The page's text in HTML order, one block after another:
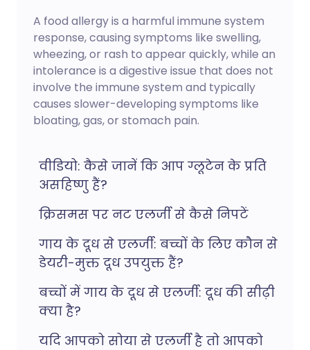
A food allergy is a harmful immune system
response, causing symptoms like swelling,
wheezing, or rash to appear quickly, while an
intolerance is a digestive issue that does not
involve the immune system and typically
causes slower-developing symptoms like
bloating, gas, or stomach pain.
वीडियो: कैसे जानें कि आप ग्लूटेन के प्रति
असहिष्णु हैं?
क्रिसमस पर नट एलर्जी से कैसे निपटें
गाय के दूध से एलर्जी: बच्चों के लिए कौन से
डेयरी-मुक्त दूध उपयुक्त हैं?
बच्चों में गाय के दूध से एलर्जी: दूध की सीढ़ी
क्या है?
यदि आपको सोया से एलर्जी है तो आपको